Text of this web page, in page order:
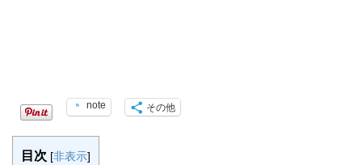
note その他
目次 [非表示]